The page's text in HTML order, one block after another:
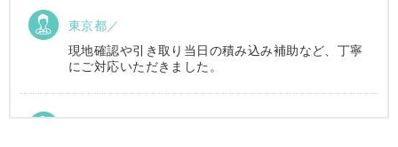
東京都／
現地確認や引き取り当日の積み込み補助など、丁寧
にご対応いただきました。